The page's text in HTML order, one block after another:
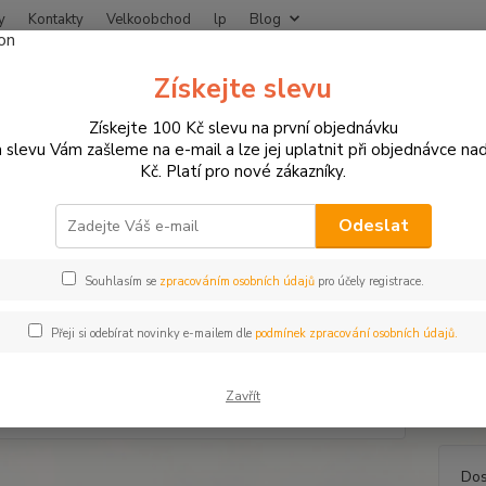
Kontakty Velkoobchod lp Blog
Hledat
NÁHRADNÍ DÍLY A SPOTŘEBNÍ MATERIÁL Plexi a příslušenství
plexi Suzuki GSF 650/
Získejte slevu
Získejte 100 Kč slevu na první objednávku
slevu Vám zašleme na e-mail a lze jej uplatnit při objednávce
Kč. Platí pro nové zákazníky.
Odeslat
Souhlasím se zpracováním osobních údajů pro účely registrace.
Přeji si odebírat novinky e-mailem dle podmínek zpracování osobních údajů.
Zavřít